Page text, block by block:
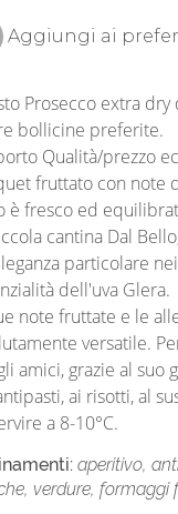
Aggiungi ai
Prosecco extra
bollicine preferite.
Qualità/prezzo
fruttato con note
è fresco ed
cantina Dal
particolare
dell'uva Glera.
note fruttate e le
versatile.
amici, grazie al
ai risotti, al
a 8-10°C.
aperitivo,
verdure, formaggi